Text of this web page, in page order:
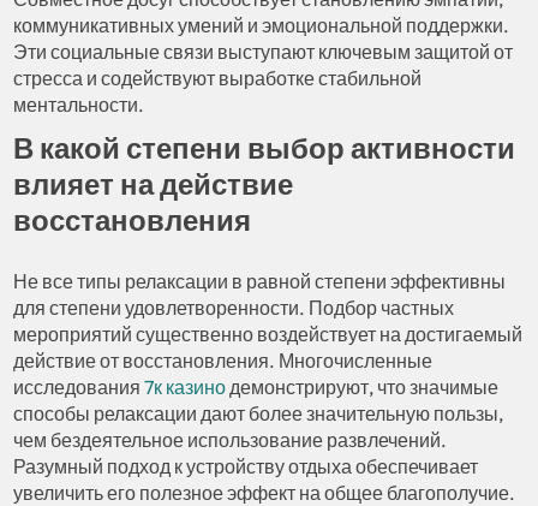
коммуникативных умений и эмоциональной поддержки.
Эти социальные связи выступают ключевым защитой от
стресса и содействуют выработке стабильной
ментальности.
В какой степени выбор активности
влияет на действие
восстановления
Не все типы релаксации в равной степени эффективны
для степени удовлетворенности. Подбор частных
мероприятий существенно воздействует на достигаемый
действие от восстановления. Многочисленные
исследования7к казино демонстрируют, что значимые
способы релаксации дают более значительную пользы,
чем бездеятельное использование развлечений.
Разумный подход к устройству отдыха обеспечивает
увеличить его полезное эффект на общее благополучие.